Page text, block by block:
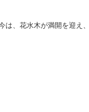
は、花水木が満開を迎え